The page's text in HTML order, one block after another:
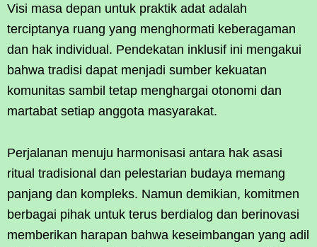
Visi masa depan untuk praktik adat adalah
terciptanya ruang yang menghormati keberagaman
dan hak individual. Pendekatan inklusif ini mengakui
bahwa tradisi dapat menjadi sumber kekuatan
komunitas sambil tetap menghargai otonomi dan
martabat setiap anggota masyarakat.
Perjalanan menuju harmonisasi antara hak asasi
ritual tradisional dan pelestarian budaya memang
panjang dan kompleks. Namun demikian, komitmen
berbagai pihak untuk terus berdialog dan berinovasi
memberikan harapan bahwa keseimbangan yang adil